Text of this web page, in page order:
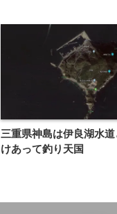
三重県神島は伊良湖水
けあって釣り天国